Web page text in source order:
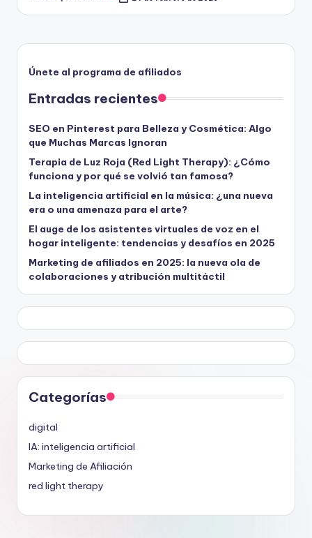
Únete al programa de afiliados
Entradas recientes
SEO en Pinterest para Belleza y Cosmética: Algo
que Muchas Marcas Ignoran
Terapia de Luz Roja (Red Light Therapy): ¿Cómo
funciona y por qué se volvió tan famosa?
La inteligencia artificial en la música: ¿una nueva
era o una amenaza para el arte?
El auge de los asistentes virtuales de voz en el
hogar inteligente: tendencias y desafíos en 2025
Marketing de afiliados en 2025: la nueva ola de
colaboraciones y atribución multitáctil
Categorías
digital
IA: inteligencia artificial
Marketing de Afiliación
red light therapy